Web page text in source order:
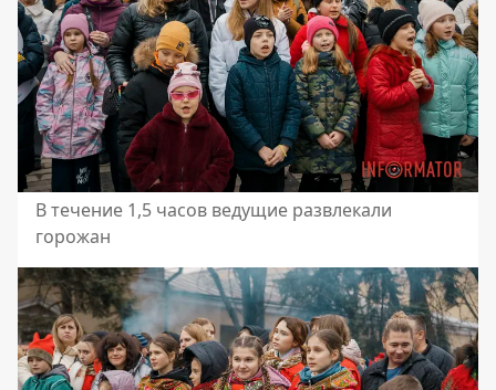
В течение 1,5 часов ведущие развлекали
горожан